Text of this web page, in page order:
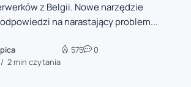
z Belgii. Nowe narzędzie
na narastający problem...
2 min czytania
575 0